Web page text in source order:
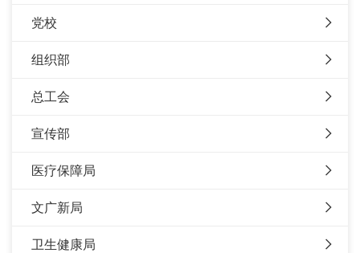
党校
组织部
总工会
宣传部
医疗保障局
文广新局
卫生健康局